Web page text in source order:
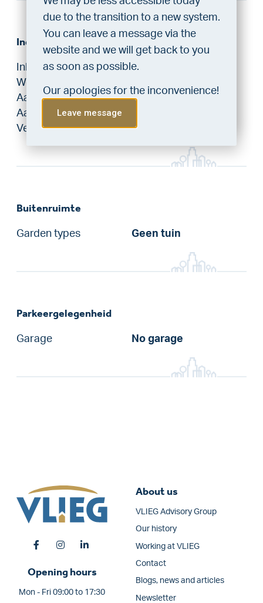
Indeling
Inhoud 126 / 128 m
Woonoppervlakte
Aantal kamers
2
Aantal slaapkamers
Verdiepingen
1
Buitenruimte
Garden types Geen tuin
Parkeergelegenheid
Garage No garage
Opening hours
Mon - Fri 09:00 to 17:30
About us
VLIEG Advisory Group
Our history
Working at VLIEG
Contact
Blogs, news and articles
Newsletter
home?
Do the financing check and get
“priority” allocation. As an exclusive
service, VLIEG Mortgages offers
Do the check!
due to the transition to a new system.
You can leave a message via the
website and we will get back to you
as soon as possible.
Our apologies for the inconvenience!
Leave message